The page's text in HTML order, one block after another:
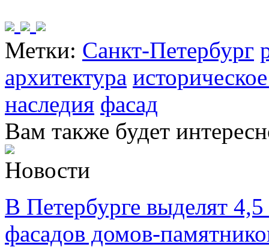
Метки: Санкт-Петербург
архитектура
наследия фасад
Вам также будет
Новости
В Петербурге выделят
фасадов домов-